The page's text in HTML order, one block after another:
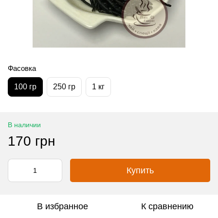
Фасовка
100 гр 250 гр 1 кг
В наличии
170 грн
Купить
В избранное К сравнению